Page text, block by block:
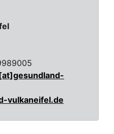
vulkaneifel.de